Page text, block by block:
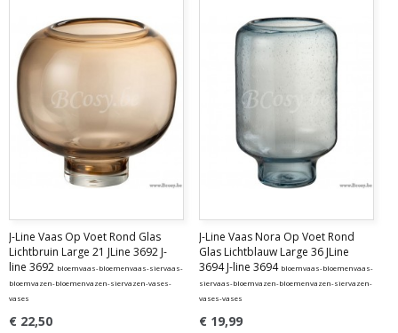
J-Line Vaas Op Voet Rond Glas
Lichtbruin Large 21 JLine 3692 J-
line 3692 bloemvaas-bloemenvaas-siervaas-
bloemvazen-bloemenvazen-siervazen-vases-
vases
€ 22,50
J-Line Vaas Nora Op Voet Rond
Glas Lichtblauw Large 36 JLine
3694 J-line 3694 bloemvaas-bloemenvaas-
siervaas-bloemvazen-bloemenvazen-siervazen-
vases-vases
€ 19,99